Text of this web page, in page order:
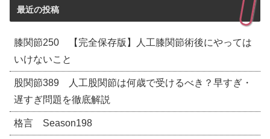
最近の投稿
膝関節250 【完全保存版】人工膝関節術後にやっては
いけないこと
股関節389 人工股関節は何歳で受けるべき？早すぎ・
遅すぎ問題を徹底解説
格言 Season198